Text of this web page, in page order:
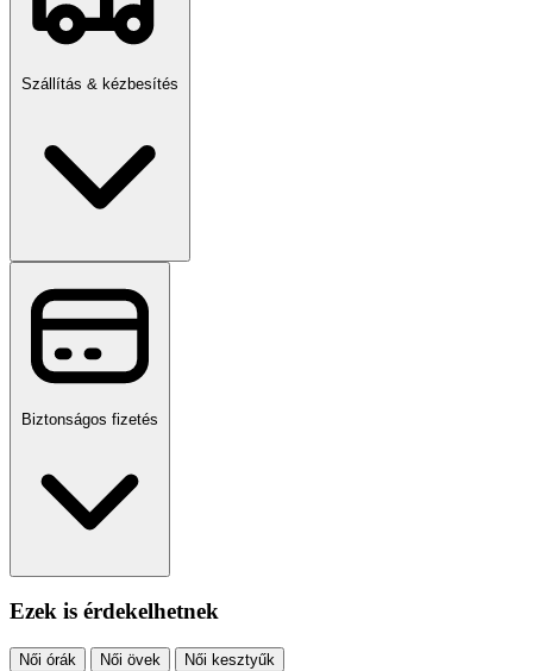
Szállítás & kézbesítés
Biztonságos fizetés
Ezek is érdekelhetnek
Női órák Női övek Női kesztyűk